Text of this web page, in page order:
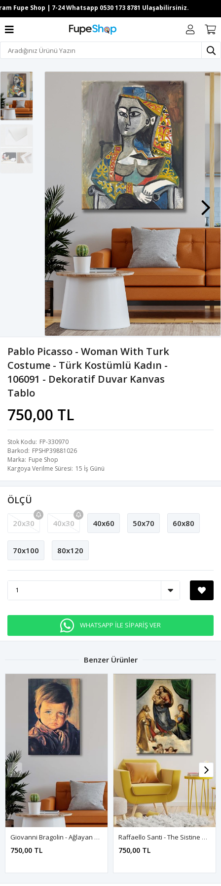
Pablo Picasso - Woman With Turk
Costume - Türk Kostümlü Kadın -
106091 - Dekoratif Duvar Kanvas
Tablo
750,00 TL
Stok Kodu FP-330970
Barkod FPSHP39881026
Marka Fupe Shop
Kargoya Verilme Süresi 15 İş Günü
ÖLÇÜ
20x30 40x30 40x60 50x70 60x80
70x100 80x120
WHATSAPP İLE SİPARİŞ VER
Benzer Ürünler
Giovanni Bragolin - Ağlayan Çocuk - 105947 - Dekoratif Duvar Kanvas Tablo
750,00 TL
Raffaello Santi - The Sistine Madonna - 106206 - Dekoratif Duvar Kanvas Tablo
750,00 TL